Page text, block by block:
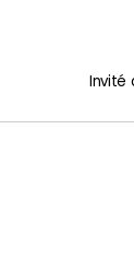
Invité